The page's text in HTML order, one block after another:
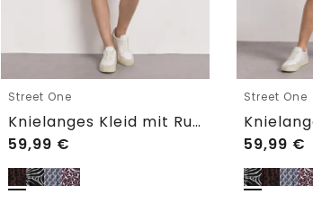
Street One
Knielanges Kleid mit Rundhalsausschnitt
59,99 €
Street One
59,99 €